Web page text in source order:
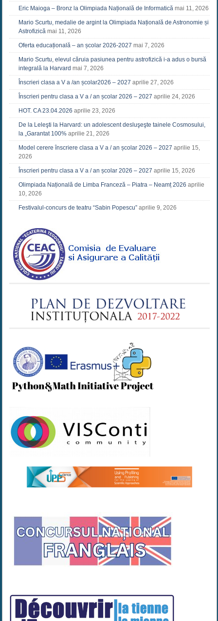
Eric Maioga – Bronz la Olimpiada Națională de Informatică mai 11, 2026
Mario Scurtu, medalie de argint la Olimpiada Națională de Astronomie și
Astrofizică mai 11, 2026
Oferta educațională – an școlar 2026-2027 mai 7, 2026
Mario Scurtu, elevul căruia pasiunea pentru astrofizică i-a adus o bursă
integrală la Harvard mai 7, 2026
Înscrieri clasa a V a /an școlar2026 – 2027 aprilie 27, 2026
Înscrieri pentru clasa a V a / an școlar 2026 – 2027 aprilie 24, 2026
HOT. CA 23.04.2026 aprilie 23, 2026
De la Leleşti la Harvard: un adolescent desluşeşte tainele Cosmosului,
la „Garantat 100% aprilie 21, 2026
Model cerere înscriere clasa a V a / an școlar 2026 – 2027 aprilie 15,
2026
Înscrieri pentru clasa a V a / an școlar 2026 – 2027 aprilie 15, 2026
Olimpiada Națională de Limba Franceză – Piatra – Neamț 2026 aprilie
10, 2026
Festivalul-concurs de teatru “Sabin Popescu” aprilie 9, 2026